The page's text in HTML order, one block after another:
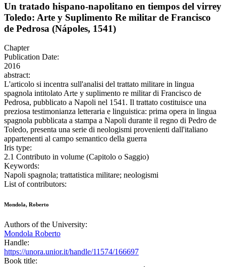
Un tratado hispano-napolitano en tiempos del virrey
Toledo: Arte y Suplimento Re militar de Francisco
de Pedrosa (Nápoles, 1541)
Chapter
Publication Date:
2016
abstract:
L'articolo si incentra sull'analisi del trattato militare in lingua
spagnola intitolato Arte y suplimento re militar di Francisco de
Pedrosa, pubblicato a Napoli nel 1541. Il trattato costituisce una
preziosa testimonianza letteraria e linguistica: prima opera in lingua
spagnola pubblicata a stampa a Napoli durante il regno di Pedro de
Toledo, presenta una serie di neologismi provenienti dall'italiano
appartenenti al campo semantico della guerra
Iris type:
2.1 Contributo in volume (Capitolo o Saggio)
Keywords:
Napoli spagnola; trattatistica militare; neologismi
List of contributors:
Mondola, Roberto
Authors of the University:
Mondola Roberto
Handle:
https://unora.unior.it/handle/11574/166697
Book title: